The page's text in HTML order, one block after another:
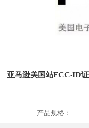
亚马逊美国站FCC-ID
产品规格：